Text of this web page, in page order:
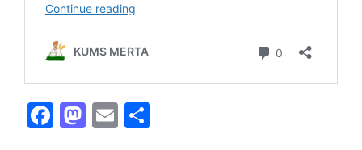
F
M E